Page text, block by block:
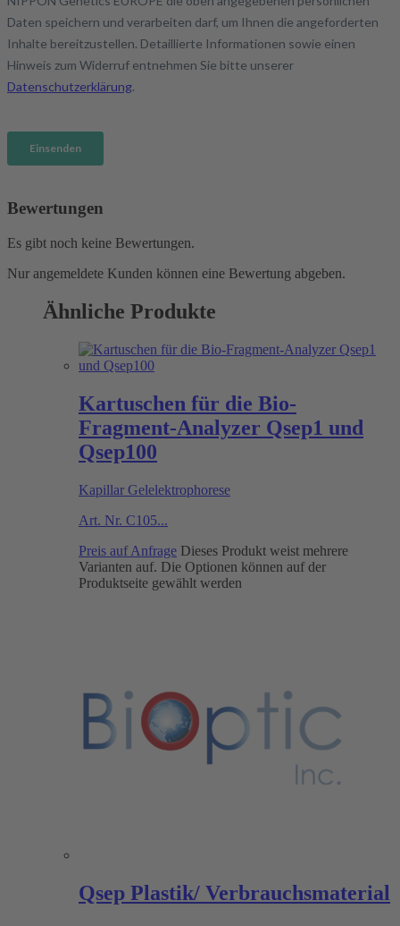
Bewertungen
Es gibt noch keine Bewertungen.
Nur angemeldete Kunden können eine Bewertung abgeben.
Ähnliche Produkte
Kartuschen für die Bio-
Fragment-Analyzer Qsep1 und
Qsep100
Kapillar Gelelektrophorese
Art. Nr. C105...
Preis auf Anfrage Dieses Produkt weist mehrere
Varianten auf. Die Optionen können auf der
Produktseite gewählt werden
Qsep Plastik/ Verbrauchsmaterial